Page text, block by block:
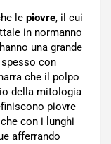
le piovre, il cui
in normanno
una grande
con
che il polpo
della mitologia
piovre
con i lunghi
afferrando